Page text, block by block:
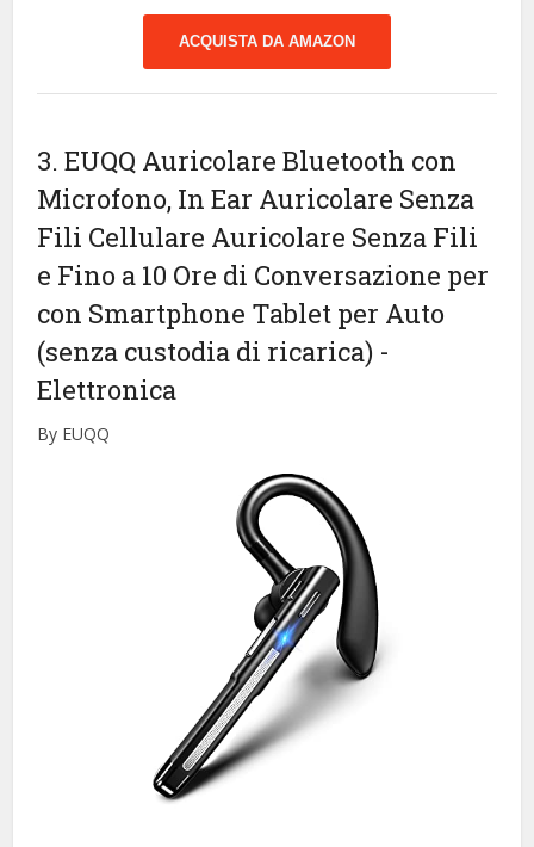
ACQUISTA DA AMAZON
3. EUQQ Auricolare Bluetooth con
Microfono, In Ear Auricolare Senza
Fili Cellulare Auricolare Senza Fili
e Fino a 10 Ore di Conversazione per
con Smartphone Tablet per Auto
(senza custodia di ricarica) -
Elettronica
By EUQQ